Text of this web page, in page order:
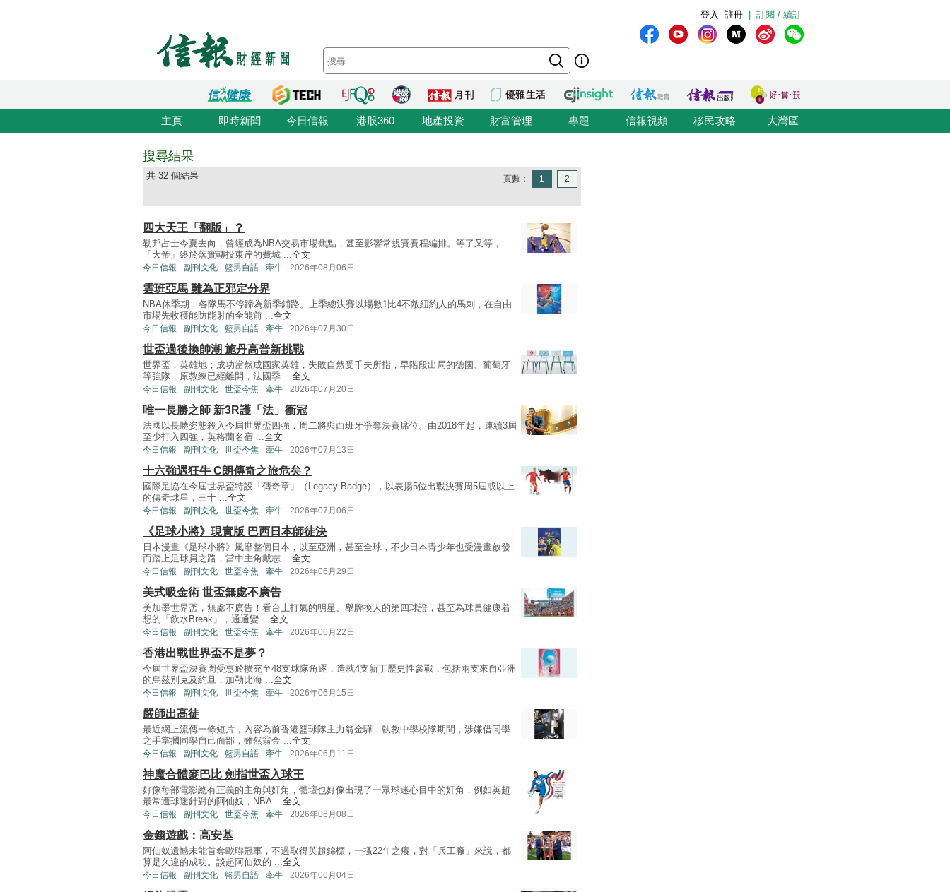
訂閱 / 續訂
註冊
登入
主頁 即時新聞 今日信報 港股360 地產投資 財富管理 專題 信報視頻 移民攻略 大灣區
搜尋結果
共 32 個結果 頁數： 1 2
四大天王「翻版」？
勒邦占士今夏去向，曾經成為NBA交易市場焦點，甚至影響常規賽賽程編排。等了又等，
「大帝」終於落實轉投東岸的費城 ...全文
今日信報 副刊文化 籃男自語 牽牛 2026年08月06日
雲班亞馬 難為正邪定分界
NBA休季期，各隊馬不停蹄為新季鋪路。上季總決賽以場數1比4不敵紐約人的馬刺，在自由
市場先收穫能防能射的全能前 ...全文
今日信報 副刊文化 籃男自語 牽牛 2026年07月30日
世盃過後換帥潮 施丹高普新挑戰
世界盃，英雄地；成功當然成國家英雄，失敗自然受千夫所指，早階段出局的德國、葡萄牙
等強隊，原教練已經離開，法國季 ...全文
今日信報 副刊文化 世盃今焦 牽牛 2026年07月20日
唯一長勝之師 新3R護「法」衝冠
法國以長勝姿態殺入今屆世界盃四強，周二將與西班牙爭奪決賽席位。由2018年起，連續3屆
至少打入四強，英格蘭名宿 ...全文
今日信報 副刊文化 世盃今焦 牽牛 2026年07月13日
十六強遇狂牛 C朗傳奇之旅危矣？
國際足協在今屆世界盃特設「傳奇章」（Legacy Badge），以表揚5位出戰決賽周5屆或以上
的傳奇球星，三十 ...全文
今日信報 副刊文化 世盃今焦 牽牛 2026年07月06日
《足球小將》現實版 巴西日本師徒決
日本漫畫《足球小將》風靡整個日本，以至亞洲，甚至全球，不少日本青少年也受漫畫啟發
而踏上足球員之路，當中主角戴志 ...全文
今日信報 副刊文化 世盃今焦 牽牛 2026年06月29日
美式吸金術 世盃無處不廣告
美加墨世界盃，無處不廣告！看台上打氣的明星、舉牌換人的第四球證，甚至為球員健康着
想的「飲水Break」，通通變 ...全文
今日信報 副刊文化 世盃今焦 牽牛 2026年06月22日
香港出戰世界盃不是夢？
今屆世界盃決賽周受惠於擴充至48支球隊角逐，造就4支新丁歷史性參戰，包括兩支來自亞洲
的烏茲別克及約旦，加勒比海 ...全文
今日信報 副刊文化 世盃今焦 牽牛 2026年06月15日
嚴師出高徒
最近網上流傳一條短片，內容為前香港籃球隊主力翁金驊，執教中學校隊期間，涉嫌借同學
之手掌摑同學自己面部，雖然翁金 ...全文
今日信報 副刊文化 籃男自語 牽牛 2026年06月11日
神魔合體麥巴比 劍指世盃入球王
好像每部電影總有正義的主角與奸角，體壇也好像出現了一眾球迷心目中的奸角，例如英超
最常遭球迷針對的阿仙奴，NBA ...全文
今日信報 副刊文化 世盃今焦 牽牛 2026年06月08日
金錢遊戲：高安基
阿仙奴遺憾未能首奪歐聯冠軍，不過取得英超錦標，一搔22年之癢，對「兵工廠」來說，都
算是久違的成功。談起阿仙奴的 ...全文
今日信報 副刊文化 籃男自語 牽牛 2026年06月04日